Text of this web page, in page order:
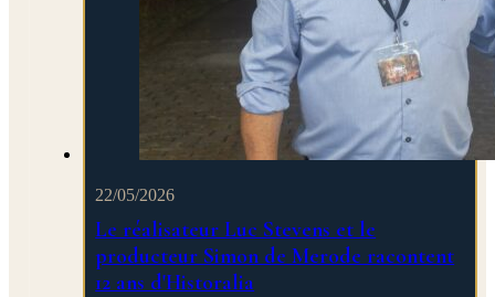
22/05/2026
Le réalisateur Luc Stevens et le
producteur Simon de Merode racontent
12 ans d'Historalia